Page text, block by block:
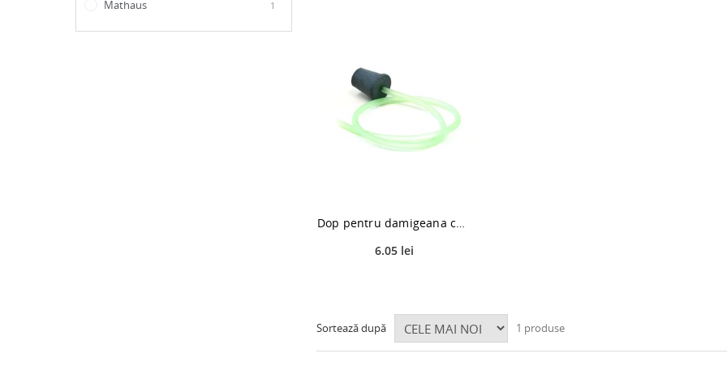
Mathaus 1
Dop pentru damigeana cu furtun, cauciuc, 25-50 L
6.05 lei
Sortează după 1 produse